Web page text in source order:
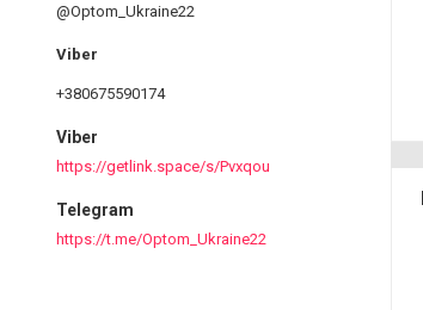
@Optom_Ukraine22
+380675590174
Viber
https://getlink.space/s/Pvxqou
Telegram
https://t.me/Optom_Ukraine22